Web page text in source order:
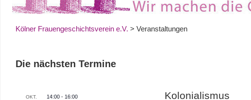
Kölner Frauengeschichtsverein e.V. > Veranstaltungen
Kolonialismus
Die nächsten Termine
OKT. 14:00 - 16:00